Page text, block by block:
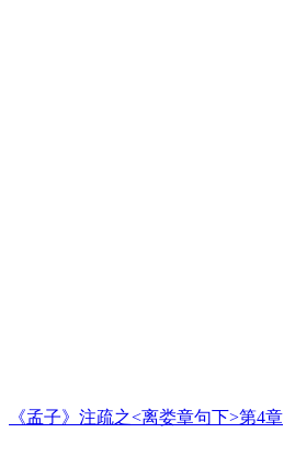
《孟子》注疏之<离娄章句下>第4章